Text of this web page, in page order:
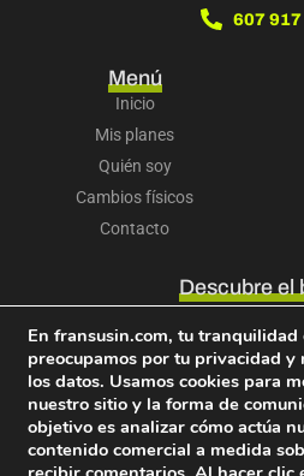
607 917
Menú
Inicio
Mis planes
Quién soy
Cambios físicos
Contacto
Descubre el
Descubre mi
Términos y
Política de
Política de
Aviso
Política de
En fransusin.com, tu
preocupamos por tu privacidad y
los datos. Usamos cookies para
nuestro sitio y la forma de
objetivo es analizar cómo actúa
contenido comercial a medida